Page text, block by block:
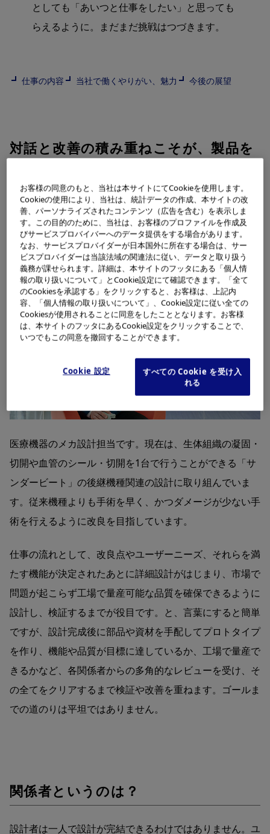
としても「あいつと仕事をしたい」と思っても
らえるように。まだまだ挑戦はつづきます。
仕事の内容 当社で働くやりがい、魅力 今後の展望
対話と改善の積み重ねこそが、製品を
業務内容を教えてください。
医療機器のメカ設計担当です。現在は、生体組織の凝固・
切開や血管のシール・切開を1台で行うことができる「サ
ンダービート」の後継機種関連の設計に取り組んでいま
す。従来機種よりも手術を早く、かつダメージが少ない手
術を行えるように改良を目指しています。
仕事の流れとして、改良点やユーザーニーズ、それらを満
たす機能が決定されたあとに詳細設計がはじまり、市場で
問題が起こらず工場で量産可能な品質を確保できるように
設計し、検証するまでが役目です。と、言葉にすると簡単
ですが、設計完成後に部品や資材を手配してプロトタイプ
を作り、機能や品質が目標に達しているか、工場で量産で
きるかなど、各関係者からの多角的なレビューを受け、そ
の全てをクリアするまで検証や改善を重ねます。ゴールま
での道のりは平坦ではありません。
関係者というのは？
設計者は一人で設計が完結できるわけではありません。ユ
お客様の同意のもと、当社は本サイトにてCookieを使用します。
Cookieの使用により、当社は、統計データの作成、本サイトの改
善、パーソナライズされたコンテンツ（広告を含む）を表示しま
す。この目的のために、当社は、お客様のプロファイルを作成及
びサービスプロバイバーへのデータ提供をする場合があります。
なお、サービスプロバイダーが日本国外に所在する場合は、サー
ビスプロバイダーは当該法域の関連法に従い、データと取り扱う
義務が課せられます。詳細は、本サイトのフッタにある「個人情
報の取り扱いについて」とCookie設定にて確認できます。「全て
のCookiesを承認する」をクリックすると、お客様は、上記内
容、「個人情報の取り扱いについて」、Cookie設定に従い全ての
Cookiesが使用されることに同意をしたこととなります。お客様
は、本サイトのフッタにあるCookie設定をクリックすることで、
いつでもこの同意を撤回することができます。
Cookie 設定
すべての Cookie を受け入
れる